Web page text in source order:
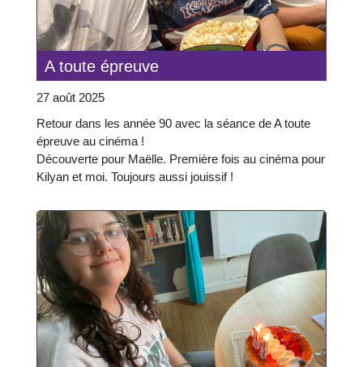
A toute épreuve
27 août 2025
Retour dans les année 90 avec la séance de A toute
épreuve au cinéma !
Découverte pour Maëlle. Première fois au cinéma pour
Kilyan et moi. Toujours aussi jouissif !